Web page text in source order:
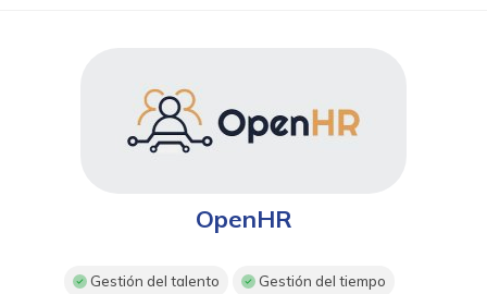
OpenHR
Gestión del talento Gestión del tiempo